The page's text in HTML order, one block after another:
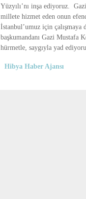
Yüzyılı’nı inşa ediyoruz.
millete hizmet eden onun
İstanbul’umuz için
başkumandanı Gazi Mustafa
hürmetle, saygıyla yad
Hibya Haber Ajansı